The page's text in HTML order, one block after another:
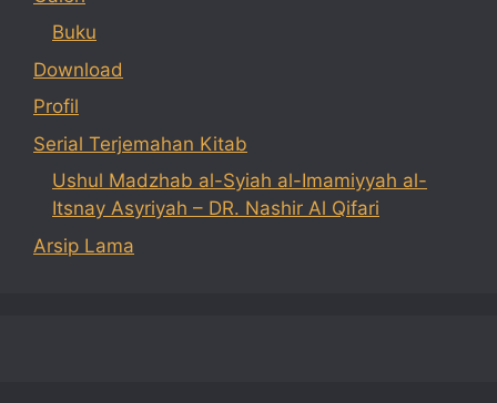
Buku
Download
Profil
Serial Terjemahan Kitab
Ushul Madzhab al-Syiah al-Imamiyyah al-
Itsnay Asyriyah – DR. Nashir Al Qifari
Arsip Lama